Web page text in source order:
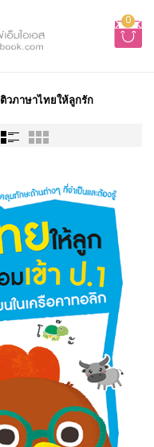
0
ติวภาษาไทยให้ลูกรัก